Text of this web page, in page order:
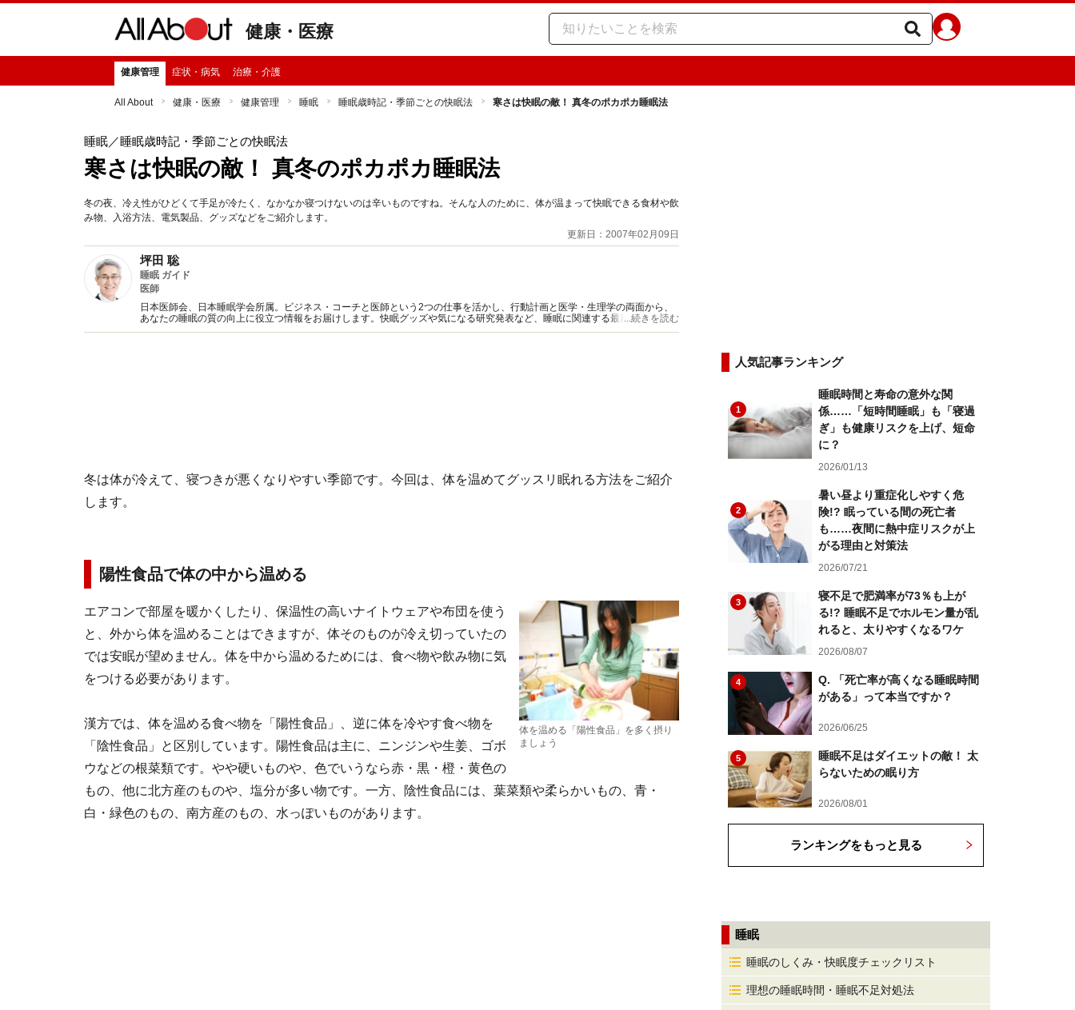
健康・医療
健康管理 症状・病気 治療・介護
All About 健康・医療 健康管理 睡眠 睡眠歳時記・季節ごとの快眠法 寒さは快眠の敵！ 真冬のポカポカ睡眠法
睡眠／睡眠歳時記・季節ごとの快眠法
寒さは快眠の敵！ 真冬のポカポカ睡眠法
冬の夜、冷え性がひどくて手足が冷たく、なかなか寝つけないのは辛いものですね。そんな人のために、体が温まって快眠できる食材や飲
み物、入浴方法、電気製品、グッズなどをご紹介します。
更新日：2007年02月09日
坪田 聡
睡眠 ガイド
医師
日本医師会、日本睡眠学会所属。ビジネス・コーチと医師という2つの仕事を活かし、行動計画と医学・生理学の両面から、
あなたの睡眠の質の向上に役立つ情報をお届けします。快眠グッズや気になる研究発表など、睡眠に関連する最新情報も豊富
にご紹介します。
...続きを読む
冬は体が冷えて、寝つきが悪くなりやすい季節です。今回は、体を温めてグッスリ眠れる方法をご紹介
します。
陽性食品で体の中から温める
体を温める「陽性食品」を多く摂り
ましょう
エアコンで部屋を暖かくしたり、保温性の高いナイトウェアや布団を使う
と、外から体を温めることはできますが、体そのものが冷え切っていたの
では安眠が望めません。体を中から温めるためには、食べ物や飲み物に気
をつける必要があります。
漢方では、体を温める食べ物を「陽性食品」、逆に体を冷やす食べ物を
「陰性食品」と区別しています。陽性食品は主に、ニンジンや生姜、ゴボ
ウなどの根菜類です。やや硬いものや、色でいうなら赤・黒・橙・黄色の
もの、他に北方産のものや、塩分が多い物です。一方、陰性食品には、葉菜類や柔らかいもの、青・
白・緑色のもの、南方産のもの、水っぽいものがあります。
人気記事ランキング
1
睡眠時間と寿命の意外な関
係……「短時間睡眠」も「寝過
ぎ」も健康リスクを上げ、短命
に？
2026/01/13
2
暑い昼より重症化しやすく危
険!? 眠っている間の死亡者
も……夜間に熱中症リスクが上
がる理由と対策法
2026/07/21
3
寝不足で肥満率が73％も上が
る!? 睡眠不足でホルモン量が乱
れると、太りやすくなるワケ
2026/08/07
4
Q. 「死亡率が高くなる睡眠時間
がある」って本当ですか？
2026/06/25
5
睡眠不足はダイエットの敵！ 太
らないための眠り方
2026/08/01
ランキングをもっと見る
睡眠
睡眠のしくみ・快眠度チェックリスト
理想の睡眠時間・睡眠不足対処法